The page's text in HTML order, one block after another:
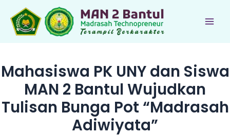
konten
Mahasiswa PK UNY dan Siswa
MAN 2 Bantul Wujudkan
Tulisan Bunga Pot “Madrasah
Adiwiyata”